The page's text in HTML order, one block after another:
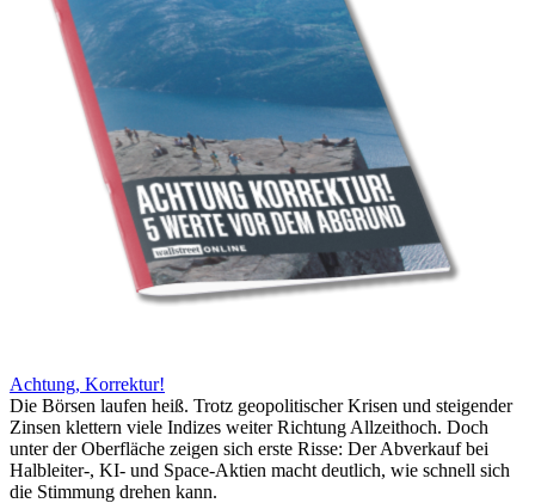
Achtung, Korrektur!
Die Börsen laufen heiß. Trotz geopolitischer Krisen und steigender
Zinsen klettern viele Indizes weiter Richtung Allzeithoch. Doch
unter der Oberfläche zeigen sich erste Risse: Der Abverkauf bei
Halbleiter-, KI- und Space-Aktien macht deutlich, wie schnell sich
die Stimmung drehen kann.